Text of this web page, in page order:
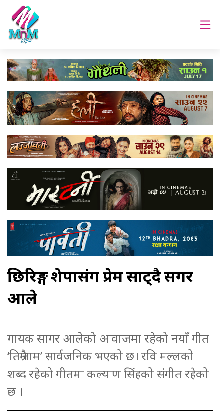
छिरिङ्ग शेर्पासंग प्रेम साट्दै सगर
आले
गायक सागर आलेको आवाजमा रहेको नयाँ गीत
‘तिम्रै नाम’ सार्वजनिक भएको छ। रवि मल्लको
शब्द रहेको गीतमा कल्याण सिंहको संगीत रहेको
छ ।